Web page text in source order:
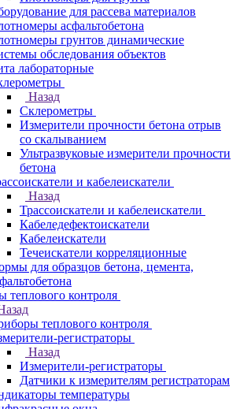
для рассева материалов
асфальтобетона
грунтов динамические
обследования объектов
лабораторные
Назад
Склерометры
Измерители прочности бетона отрыв
со скалыванием
Ультразвуковые измерители прочности
бетона
и кабелеискатели
Назад
Трассоискатели и кабелеискатели
Кабеледефектоискатели
Кабелеискатели
Течеискатели корреляционные
для образцов бетона, цемента,
теплового контроля
теплового контроля
регистраторы
Назад
Измерители-регистраторы
Датчики к измерителям регистраторам
температуры